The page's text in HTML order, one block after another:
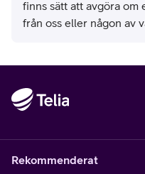
finns sätt att avgöra om
från oss eller någon av
Rekommenderat